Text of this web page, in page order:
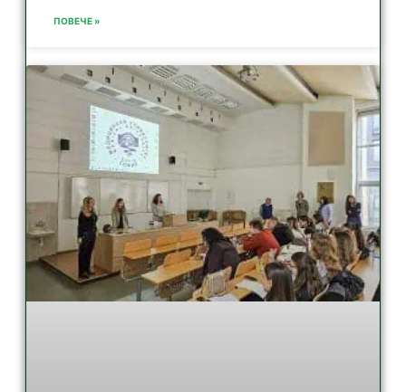
ПОВЕЧЕ »